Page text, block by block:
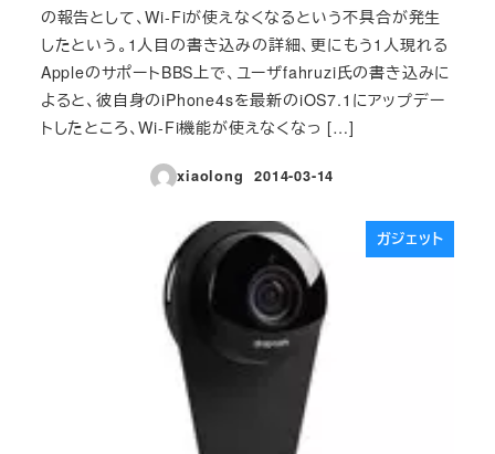
の報告として、Wi-Fiが使えなくなるという不具合が発生
したという。1人目の書き込みの詳細、更にもう1人現れる
AppleのサポートBBS上で、ユーザfahruzi氏の書き込みに
よると、彼自身のiPhone4sを最新のiOS7.1にアップデー
トしたところ、Wi-Fi機能が使えなくなっ […]
xiaolong
投稿日
2014-03-14
ガジェット